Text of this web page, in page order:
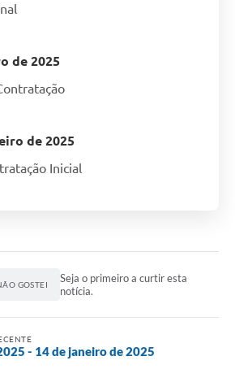
de 2025
de 2025
Inicial
GOSTEI
Seja o primeiro a curtir esta
notícia.
- 14 de janeiro de 2025